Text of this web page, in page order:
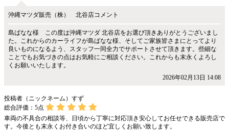
沖縄マツダ販売（株） 北谷店コメント
島ばなな様 この度は沖縄マツダ 北谷店をお選び頂きありがとうございまし
た。これからのカーライフが島ばなな様、そしてご家族皆さまにとってより
良いものになるよう、スタッフ一同全力でサポートさせて頂きます。些細な
ことでもお気づきの点はお気軽にご相談ください。これからも末永くよろし
くお願いいたします。
2026年02月13日 14:08
投稿者（ニックネーム）すず
総合評価： 5点
車両の不具合の相談等、日頃から丁寧に対応頂き安心してお任せできる販売店で
す。今後とも末永くお付き合いのほど宜しくお願い致します。